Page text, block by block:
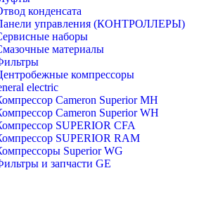
конденсата
управления (КОНТРОЛЛЕРЫ)
наборы
материалы
компрессоры
electric
Cameron Superior MH
Cameron Superior WH
SUPERIOR CFA
SUPERIOR RAM
Superior WG
и запчасти GE